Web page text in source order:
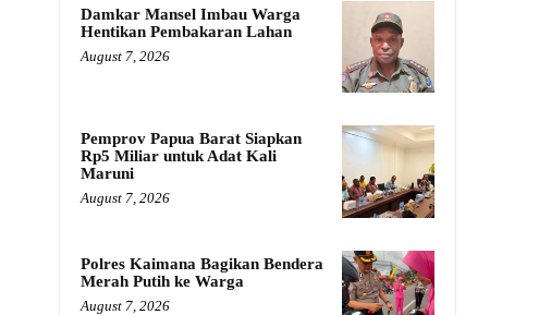
Damkar Mansel Imbau Warga
Hentikan Pembakaran Lahan
August 7, 2026
Pemprov Papua Barat Siapkan
Rp5 Miliar untuk Adat Kali
Maruni
August 7, 2026
Polres Kaimana Bagikan Bendera
Merah Putih ke Warga
August 7, 2026